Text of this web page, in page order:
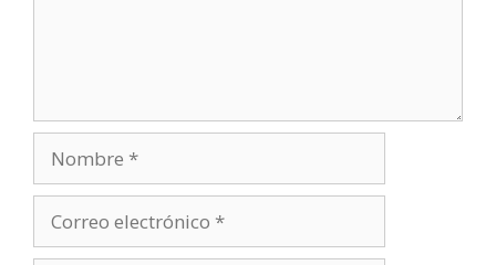
electrónico